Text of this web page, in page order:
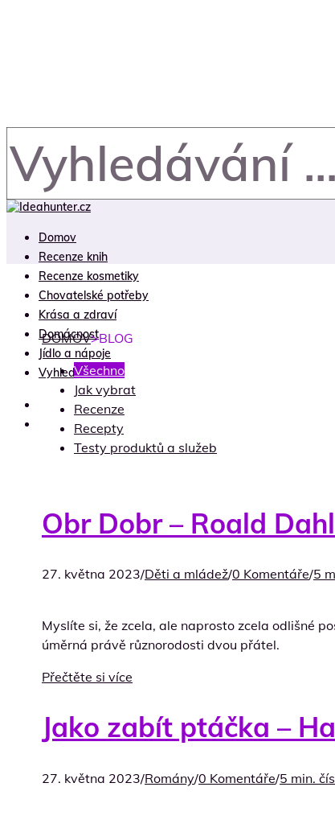
Domov
Recenze knih
Recenze kosmetiky
Chovatelské potřeby
Krása a zdraví
Domácnost
Jídlo a nápoje
Vyhledávání
DOMOV>BLOG
Všechno
Jak vybrat
Recenze
Recepty
Testy produktů a služeb
Obr Dobr – Roald
27. května 2023/Děti a mládež/0 Komentáře/5
Myslíte si, že zcela, ale naprosto zcela odlišné
úměrná právě různorodosti dvou přátel.
Přečtěte si více
Jako zabít ptáčka –
27. května 2023/Romány/0 Komentáře/5 min.